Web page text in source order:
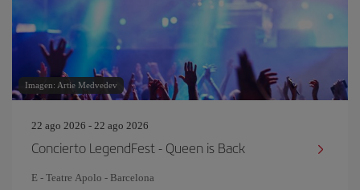
Imagen: Artie Medvedev
22 ago 2026 - 22 ago 2026
Concierto LegendFest - Queen is Back
E - Teatre Apolo - Barcelona